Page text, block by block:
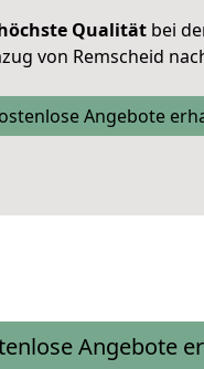
Qualität bei
von Remscheid
Angebote
Angebote